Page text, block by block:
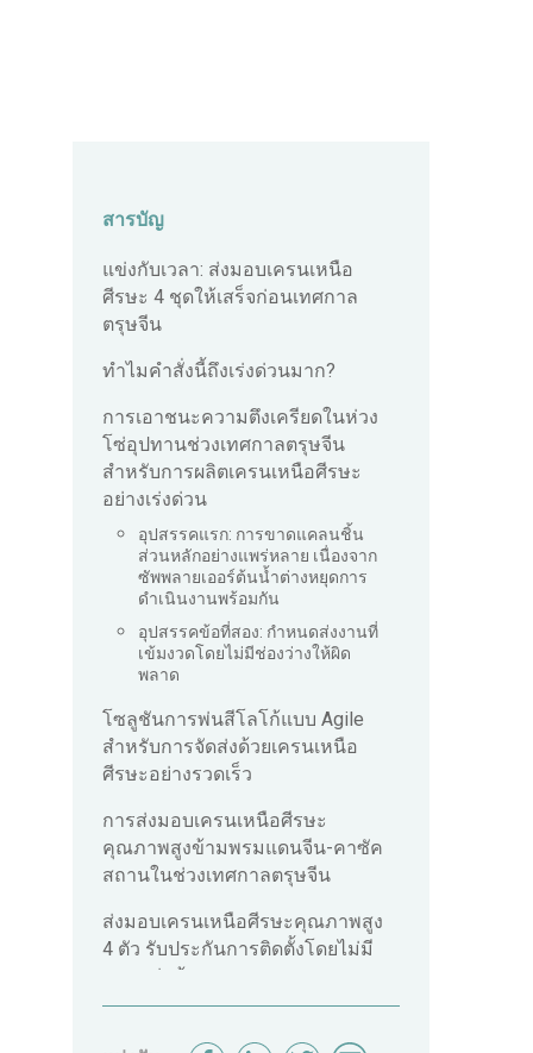
สารบัญ
แข่งกับเวลา: ส่งมอบเครนเหนือ
ศีรษะ 4 ชุดให้เสร็จก่อนเทศกาล
ตรุษจีน
ทำไมคำสั่งนี้ถึงเร่งด่วนมาก?
การเอาชนะความตึงเครียดในห่วง
โซ่อุปทานช่วงเทศกาลตรุษจีน
สำหรับการผลิตเครนเหนือศีรษะ
อย่างเร่งด่วน
อุปสรรคแรก: การขาดแคลนชิ้น
ส่วนหลักอย่างแพร่หลาย เนื่องจาก
ซัพพลายเออร์ต้นน้ำต่างหยุดการ
ดำเนินงานพร้อมกัน
อุปสรรคข้อที่สอง: กำหนดส่งงานที่
เข้มงวดโดยไม่มีช่องว่างให้ผิด
พลาด
โซลูชันการพ่นสีโลโก้แบบ Agile
สำหรับการจัดส่งด้วยเครนเหนือ
ศีรษะอย่างรวดเร็ว
การส่งมอบเครนเหนือศีรษะ
คุณภาพสูงข้ามพรมแดนจีน-คาซัค
สถานในช่วงเทศกาลตรุษจีน
ส่งมอบเครนเหนือศีรษะคุณภาพสูง
4 ตัว รับประกันการติดตั้งโดยไม่มี
ความล่าช้า